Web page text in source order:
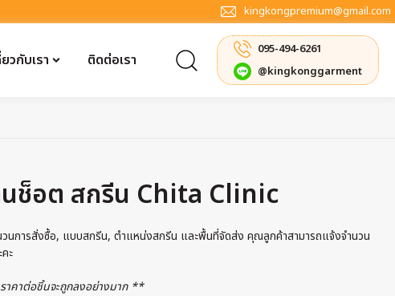
kingkongpremium@gmail.com
วกับเรา ติดต่อเรา
095-494-6261
@kingkonggarment
นช็อต สกรีน Chita Clinic
วนการสั่งซื้อ, แบบสกรีน, ตำแหน่งสกรีน และพื้นที่จัดส่ง คุณลูกค้าสามารถแจ้งจำนวน
ะ
าคาต่อชิ้นจะถูกลงอย่างมาก **